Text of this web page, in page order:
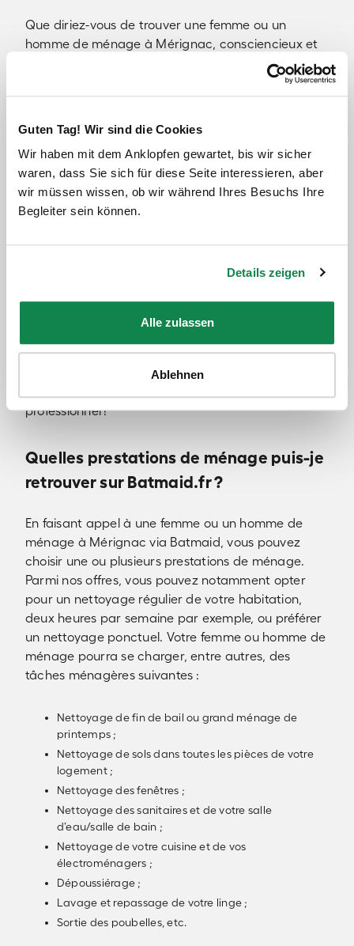
Guten Tag! Wir sind die Cookies
Wir haben mit dem Anklopfen gewartet, bis wir sicher
waren, dass Sie sich für diese Seite interessieren, aber
wir müssen wissen, ob wir während Ihres Besuchs Ihre
Begleiter sein können.
Details zeigen
Alle zulassen
Ablehnen
Que diriez-vous de trouver une femme ou un
homme de ménage à Mérignac, consciencieux et
fiable, pendant que vous emmenez vos enfants à
Récréa’land, que vous allez vous balader autour du
château de Bourran ou que vous partez faire une
l’occasion de faire toutes ces activités que vous
n’avez plus le temps de faire, tout en retrouvant une
maison propre et parfaitement rangée à votre
retour.
scrupuleusement sélectionnés afin de vous
et avantageux pour vous. En outre, tous les frais
Batmaid vous donnent droit à des déductions
d’impôt femme de ménage à la fin de l’année.
professionnel !
Quelles prestations de ménage puis-je
retrouver sur Batmaid.fr ?
En faisant appel à une femme ou un homme de
ménage à Mérignac via Batmaid, vous pouvez
choisir une ou plusieurs prestations de ménage.
Parmi nos offres, vous pouvez notamment opter
pour un nettoyage régulier de votre habitation,
deux heures par semaine par exemple, ou préférer
un nettoyage ponctuel. Votre femme ou homme de
ménage pourra se charger, entre autres, des
tâches ménagères suivantes :
Nettoyage de fin de bail ou grand ménage de
printemps ;
Nettoyage de sols dans toutes les pièces de votre
logement ;
Nettoyage des fenêtres ;
Nettoyage des sanitaires et de votre salle
d’eau/salle de bain ;
Nettoyage de votre cuisine et de vos
électroménagers ;
Dépoussiérage ;
Lavage et repassage de votre linge ;
Sortie des poubelles, etc.